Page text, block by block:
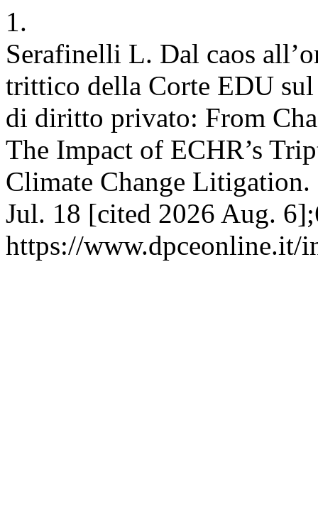
1.
Serafinelli L. Dal caos
trittico della Corte EDU
di diritto privato: From
The Impact of ECHR’s
Climate Change
Jul. 18 [cited 2026 Aug.
https://www.dpceonline.it/